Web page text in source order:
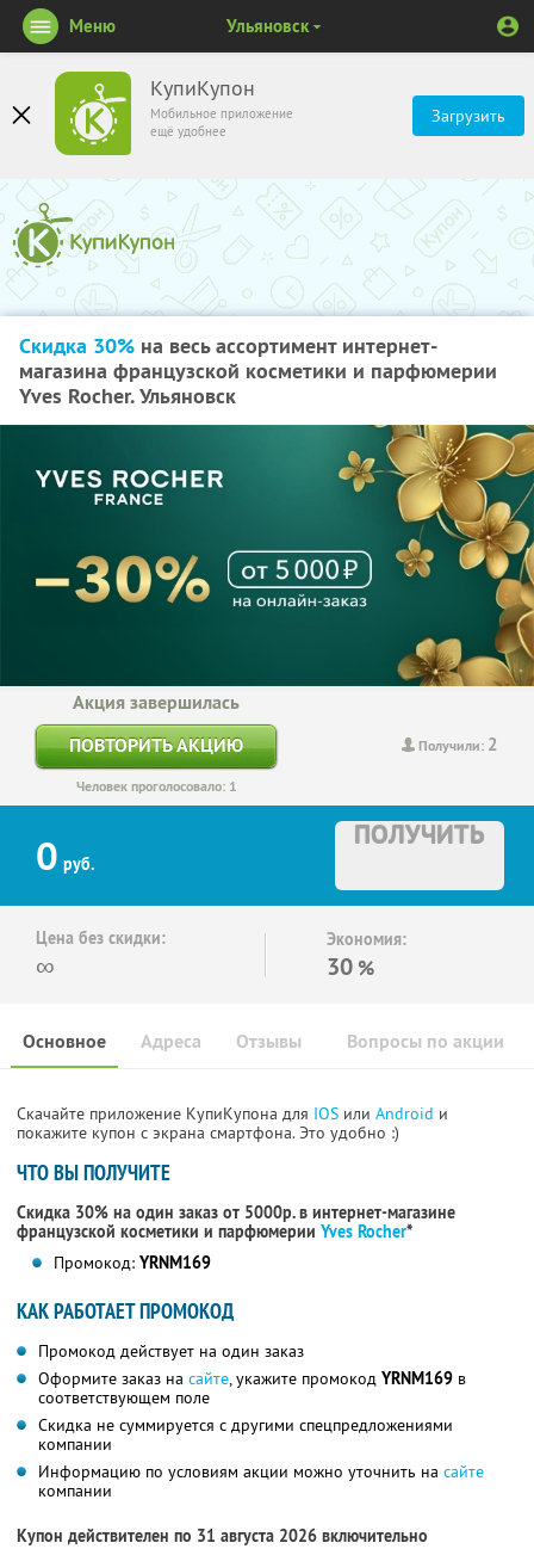
КупиКупон
Мобильное приложение
ещё удобнее
Загрузить
Меню Ульяновск
Скидка 30% на весь ассортимент интернет-
магазина французской косметики и парфюмерии
Yves Rocher. Ульяновск
Получили: 2
Акция завершилась
ПОВТОРИТЬ АКЦИЮ
Человек проголосовало: 1
0 руб.
ПОЛУЧИТЬ
Цена без скидки:
∞
Экономия:
30 %
Основное Отзывы Вопросы по акции
Адреса
Скачайте приложение КупиКупона для IOS или Android и
покажите купон с экрана смартфона. Это удобно :)
ЧТО ВЫ ПОЛУЧИТЕ
Скидка 30% на один заказ от 5000р. в интернет-магазине
французской косметики и парфюмерии Yves Rocher*
Промокод: YRNM169
КАК РАБОТАЕТ ПРОМОКОД
Промокод действует на один заказ
Оформите заказ на сайте, укажите промокод YRNM169 в
соответствующем поле
Скидка не суммируется с другими спецпредложениями
компании
Информацию по условиям акции можно уточнить на сайте
компании
Купон действителен по 31 августа 2026 включительно